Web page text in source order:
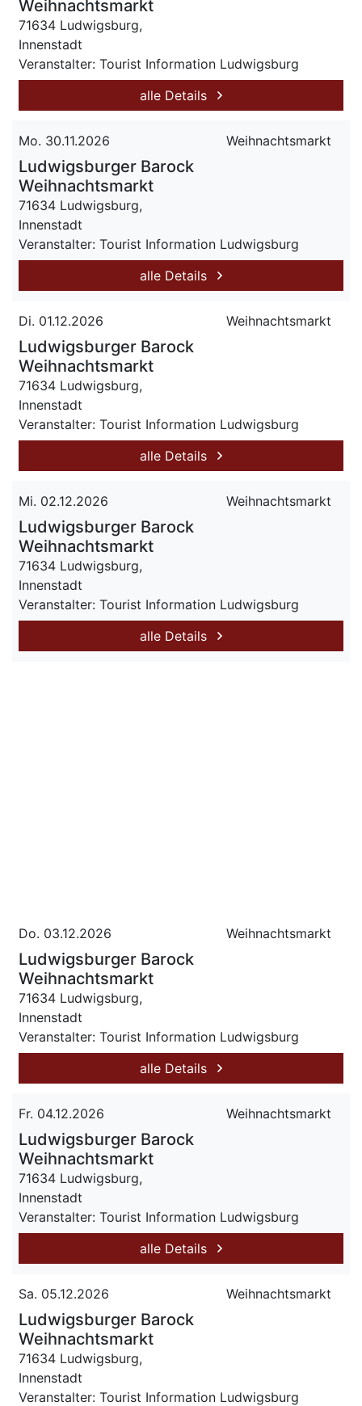
Weihnachtsmarkt
71634 Ludwigsburg,
Innenstadt
Veranstalter: Tourist Information Ludwigsburg
alle Details
Mo. 30.11.2026 Weihnachtsmarkt
Ludwigsburger Barock
Weihnachtsmarkt
71634 Ludwigsburg,
Innenstadt
Veranstalter: Tourist Information Ludwigsburg
alle Details
Di. 01.12.2026 Weihnachtsmarkt
Ludwigsburger Barock
Weihnachtsmarkt
71634 Ludwigsburg,
Innenstadt
Veranstalter: Tourist Information Ludwigsburg
alle Details
Mi. 02.12.2026 Weihnachtsmarkt
Ludwigsburger Barock
Weihnachtsmarkt
71634 Ludwigsburg,
Innenstadt
Veranstalter: Tourist Information Ludwigsburg
alle Details
Do. 03.12.2026 Weihnachtsmarkt
Ludwigsburger Barock
Weihnachtsmarkt
71634 Ludwigsburg,
Innenstadt
Veranstalter: Tourist Information Ludwigsburg
alle Details
Fr. 04.12.2026 Weihnachtsmarkt
Ludwigsburger Barock
Weihnachtsmarkt
71634 Ludwigsburg,
Innenstadt
Veranstalter: Tourist Information Ludwigsburg
alle Details
Sa. 05.12.2026 Weihnachtsmarkt
Ludwigsburger Barock
Weihnachtsmarkt
71634 Ludwigsburg,
Innenstadt
Veranstalter: Tourist Information Ludwigsburg